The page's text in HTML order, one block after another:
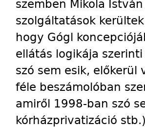
szemben Mikola
szolgáltatások
hogy Gógl
ellátás logikája
szó sem esik, előkerül
féle beszámolóban
amiről 1998-ban szó
kórházprivatizáció